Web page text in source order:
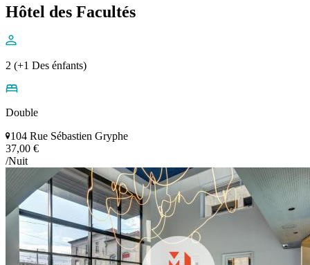
Hôtel des Facultés
2 (+1 Des énfants)
Double
104 Rue Sébastien Gryphe
37,00 €
/Nuit